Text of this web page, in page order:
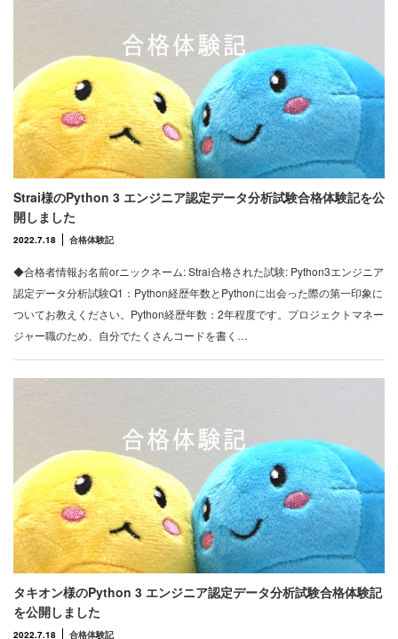
Strai様のPython 3 エンジニア認定データ分析試験合格体験記を公
開しました
2022.7.18 合格体験記
◆合格者情報お名前orニックネーム: Strai合格された試験: Python3エンジニア
認定データ分析試験Q1：Python経歴年数とPythonに出会った際の第一印象に
ついてお教えください。Python経歴年数：2年程度です。プロジェクトマネー
ジャー職のため、自分でたくさんコードを書く…
タキオン様のPython 3 エンジニア認定データ分析試験合格体験記
を公開しました
2022.7.18 合格体験記